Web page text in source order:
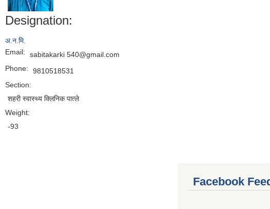
Designation:
अ.न.मि.
Email:
sabitakarki 540@gmail.com
Phone:
9810518531
Section:
शहरी स्वास्थ्य क्लिनिक पात्ले
Weight:
-93
Facebook